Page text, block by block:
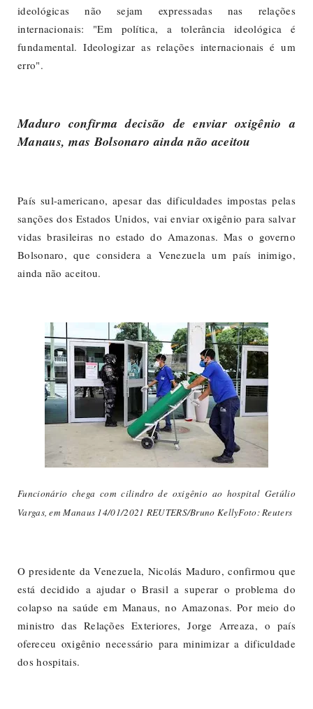
ideológicas não sejam expressadas nas relações
internacionais: "Em política, a tolerância ideológica é
fundamental. Ideologizar as relações internacionais é um
erro".
Maduro confirma decisão de enviar oxigênio a
Manaus, mas Bolsonaro ainda não aceitou
País sul-americano, apesar das dificuldades impostas pelas
sanções dos Estados Unidos, vai enviar oxigênio para salvar
vidas brasileiras no estado do Amazonas. Mas o governo
Bolsonaro, que considera a Venezuela um país inimigo,
ainda não aceitou.
Funcionário chega com cilindro de oxigênio ao hospital Getúlio
Vargas, em Manaus 14/01/2021 REUTERS/Bruno KellyFoto: Reuters
O presidente da Venezuela, Nicolás Maduro, confirmou que
está decidido a ajudar o Brasil a superar o problema do
colapso na saúde em Manaus, no Amazonas. Por meio do
ministro das Relações Exteriores, Jorge Arreaza, o país
ofereceu oxigênio necessário para minimizar a dificuldade
dos hospitais.